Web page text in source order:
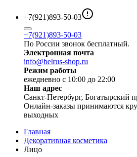
+7(921)893-50-03
+7(921)893-50-03
По России звонок бесплатный.
Электронная почта
info@belrus-shop.ru
Режим работы
ежедневно с 10:00 до 22:00
Наш адрес
Санкт-Петербург, Богатырский
Онлайн-заказы принимаются
выходных
Главная
Декоративная косметика
Лицо